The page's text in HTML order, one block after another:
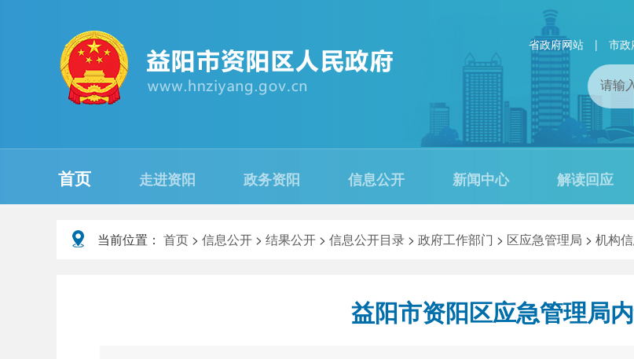
省政府网站 | 市政
首页 走进资阳 政务资阳 信息公开 新闻中心 解读回应
当前位置： 首页 > 信息公开 > 结果公开 > 信息公开目录 > 政府工作部门 > 区应急管理局 > 机构
益阳市资阳区应急管理局